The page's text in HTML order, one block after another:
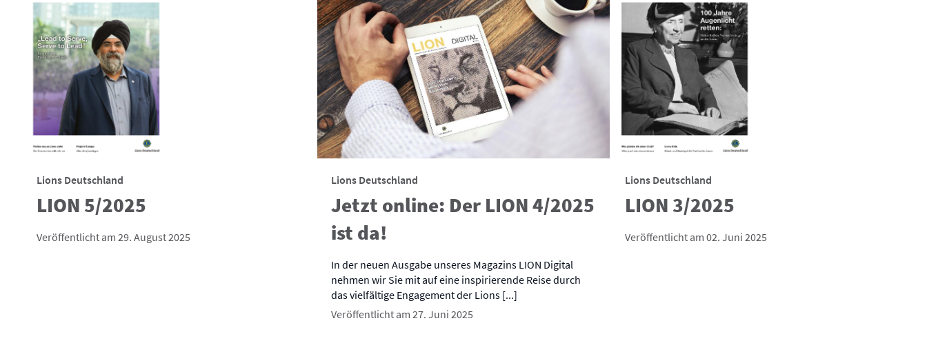
Lions Deutschland
LION 5/2025
Veröffentlicht am 29. August 2025
Lions Deutschland
Jetzt online: Der LION 4/2025
ist da!
In der neuen Ausgabe unseres Magazins LION Digital
nehmen wir Sie mit auf eine inspirierende Reise durch
das vielfältige Engagement der Lions [...]
Veröffentlicht am 27. Juni 2025
Lions Deutschland
LION 3/2025
Veröffentlicht am 02. Juni 2025